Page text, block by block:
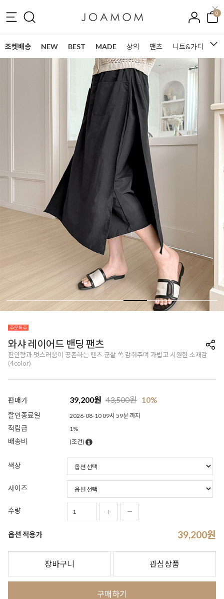
0
조켓배송 NEW BEST MADE 상의 팬츠 니트&가디건
와샤 레이어드 밴딩 팬츠
편안함과 멋스러움이 공존하는 팬츠 군살 쏙 감춰주며 가볍고 시원한 소재감
(4color)
판매가 39,200원 43,500원 10%
할인종료일 2026-08-10 09시 59분 까지
적립금 1%
배송비 (조건)
색상
사이즈
수량
옵션 적용가 39,200원
장바구니 관심상품
구매하기